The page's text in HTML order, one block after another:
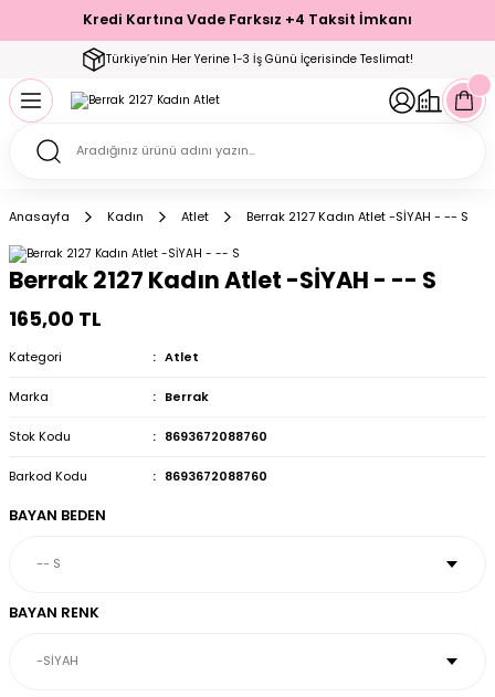
Kredi Kartına Vade Farksız +4 Taksit İmkanı
Türkiye’nin Her Yerine 1-3 İş Günü İçerisinde Teslimat!
Geri Dön
& Büstiyer Takım
Geri Dön
Geri Dön
Geri Dön
Setler
Geri Dön
Geri Dön
Geri Dön
Çorap
Geri Dön
Geri Dön
Anasayfa Kadın Atlet Berrak 2127 Kadın Atlet -SİYAH - -- S
Berrak 2127 Kadın Atlet -SİYAH - -- S
165,00 TL
Kategori Atlet
Marka Berrak
Stok Kodu 8693672088760
Barkod Kodu 8693672088760
BAYAN BEDEN
BAYAN RENK